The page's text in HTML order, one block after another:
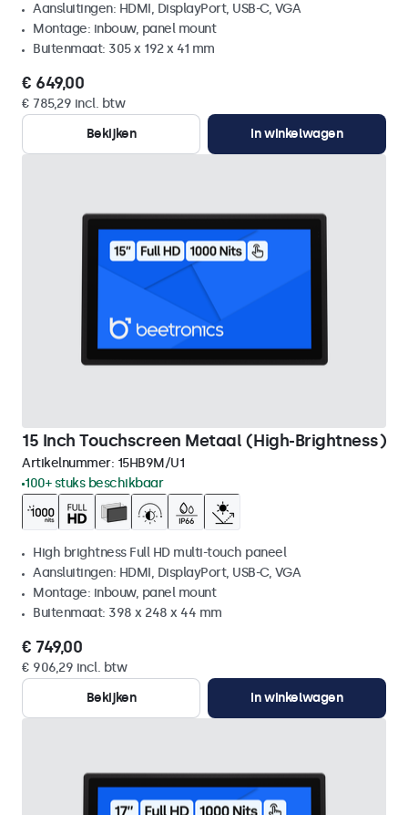
Aansluitingen: HDMI, DisplayPort, USB-C, VGA
Montage: inbouw, panel mount
Buitenmaat: 305 x 192 x 41 mm
€ 649,00
€ 785,29 incl. btw
Bekijken
In winkelwagen
15 Inch Touchscreen Metaal (High-Brightness)
Artikelnummer: 15HB9M/U1
100+ stuks beschikbaar
High brightness Full HD multi-touch paneel
Aansluitingen: HDMI, DisplayPort, USB-C, VGA
Montage: inbouw, panel mount
Buitenmaat: 398 x 248 x 44 mm
€ 749,00
€ 906,29 incl. btw
Bekijken
In winkelwagen